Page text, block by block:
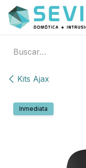
Ir al contenido
Kits Ajax
Inmediata